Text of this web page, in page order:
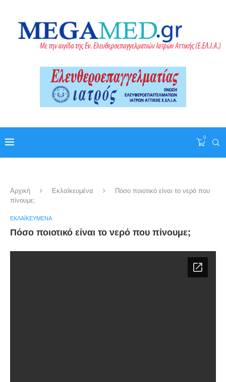
0
Αρχική Εκλαϊκευμένα
Πόσο ποιοτικό είναι το νερό που
πίνουμε;
ΕΚΛΑΪΚΕΥΜΈΝΑ
Πόσο ποιοτικό είναι το νερό που πίνουμε;